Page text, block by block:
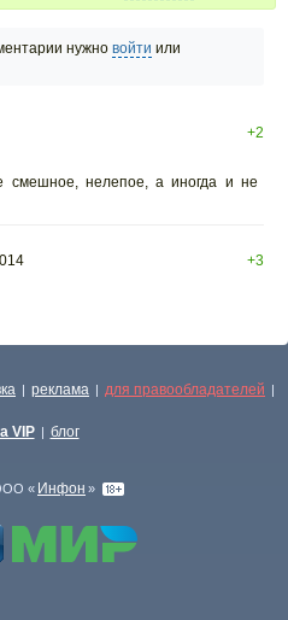
нужно войти или
+2
смешное, нелепое, а иногда и не
+3
| реклама | для правообладателей |
VIP | блог
« Инфон »